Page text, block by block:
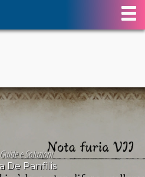
Guide e Soluzioni
De Panfilis